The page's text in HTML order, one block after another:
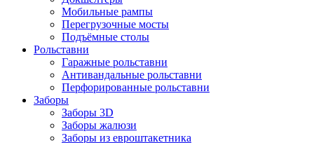
Мобильные рампы
Перегрузочные мосты
Подъёмные столы
Рольставни
Гаражные рольставни
Антивандальные рольставни
Перфорированные рольставни
Заборы
Заборы 3D
Заборы жалюзи
Заборы из евроштакетника